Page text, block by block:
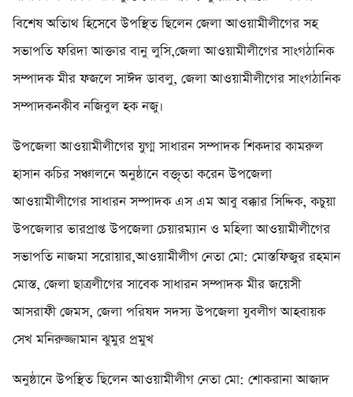
বিশেষ অতিাথ হিসেবে উপস্থিত ছিলেন জেলা আওয়ামীলীগের সহ
সভাপতি ফরিদা আক্তার বানু লুসি,জেলা আওয়ামীলীগের সাংগঠানিক
সম্পাদক মীর ফজলে সাঈদ ডাবলু, জেলা আওয়ামীলীগের সাংগঠানিক
সম্পাদকনকীব নজিবুল হক নজু।
উপজেলা আওয়ামীলীগের যুগ্ম সাধারন সম্পাদক শিকদার কামরুল
হাসান কচির সঞ্চালনে অনুষ্ঠানে বক্তৃতা করেন উপজেলা
আওয়ামীলীগের সাধারন সম্পাদক এস এম আবু বক্কার সিদ্দিক, কচুয়া
উপজেলার ভারপ্রাপ্ত উপজেলা চেয়ারম্যান ও মহিলা আওয়ামীলীগের
সভাপতি নাজমা সরোয়ার,আওয়ামীলীগ নেতা মো: মোস্তফিজুর রহমান
মোস্ত, জেলা ছাত্রলীগের সাবেক সাধারন সম্পাদক মীর জয়েসী
আসরাফী জেমস, জেলা পরিষদ সদস্য উপজেলা যুবলীগ আহবায়ক
সেখ মনিরুজ্জামান ঝুমুর প্রমুখ
অনুষ্ঠানে উপস্থিত ছিলেন আওয়ামীলীগ নেতা মো: শোকরানা আজাদ